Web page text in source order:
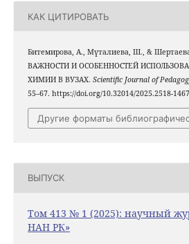
КАК ЦИТИРОВАТЬ
Битемирова, А., Мүталиева, Ш., &
ВАЖНОСТИ И ОСОБЕННОСТЕЙ
ХИМИИ В ВУЗАХ. Scientific Journal of
55–67. https://doi.org/10.32014/2025.2518-
Другие форматы
ВЫПУСК
Том 413 № 1 (2025): научный
НАН РК»